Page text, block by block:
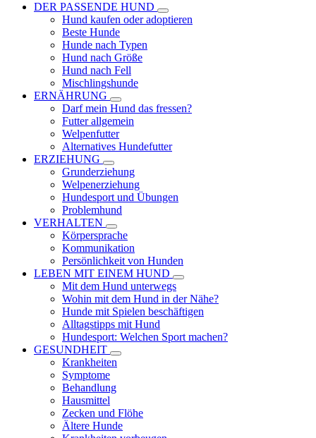
DER PASSENDE HUND
Hund kaufen oder adoptieren
Beste Hunde
Hunde nach Typen
Hund nach Größe
Hund nach Fell
Mischlingshunde
ERNÄHRUNG
Darf mein Hund das fressen?
Futter allgemein
Welpenfutter
Alternatives Hundefutter
ERZIEHUNG
Grunderziehung
Welpenerziehung
Hundesport und Übungen
Problemhund
VERHALTEN
Körpersprache
Kommunikation
Persönlichkeit von Hunden
LEBEN MIT EINEM HUND
Mit dem Hund unterwegs
Wohin mit dem Hund in der Nähe?
Hunde mit Spielen beschäftigen
Alltagstipps mit Hund
Hundesport: Welchen Sport machen?
GESUNDHEIT
Krankheiten
Symptome
Behandlung
Hausmittel
Zecken und Flöhe
Ältere Hunde